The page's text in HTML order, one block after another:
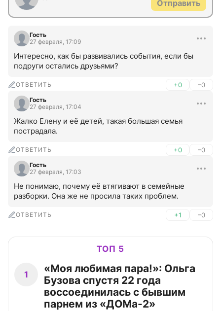
Отправить
Гость
27 февраля, 17:09
Интересно, как бы развивались события, если бы
подруги остались друзьями?
ОТВЕТИТЬ +0 –0
Гость
27 февраля, 17:04
Жалко Елену и её детей, такая большая семья
пострадала.
ОТВЕТИТЬ +0 –0
Гость
27 февраля, 17:03
Не понимаю, почему её втягивают в семейные
разборки. Она же не просила таких проблем.
ОТВЕТИТЬ +1 –0
ТОП 5
1
«Моя любимая пара!»: Ольга
Бузова спустя 22 года
воссоединилась с бывшим
парнем из «ДОМа-2»